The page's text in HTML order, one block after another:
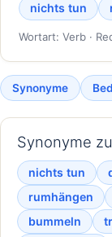
nichts tun
Wortart: Verb ·
Synonyme
Synonyme
nichts tun
rumhängen
bummeln